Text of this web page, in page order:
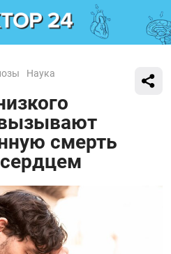
Наука
вызывают
смерть